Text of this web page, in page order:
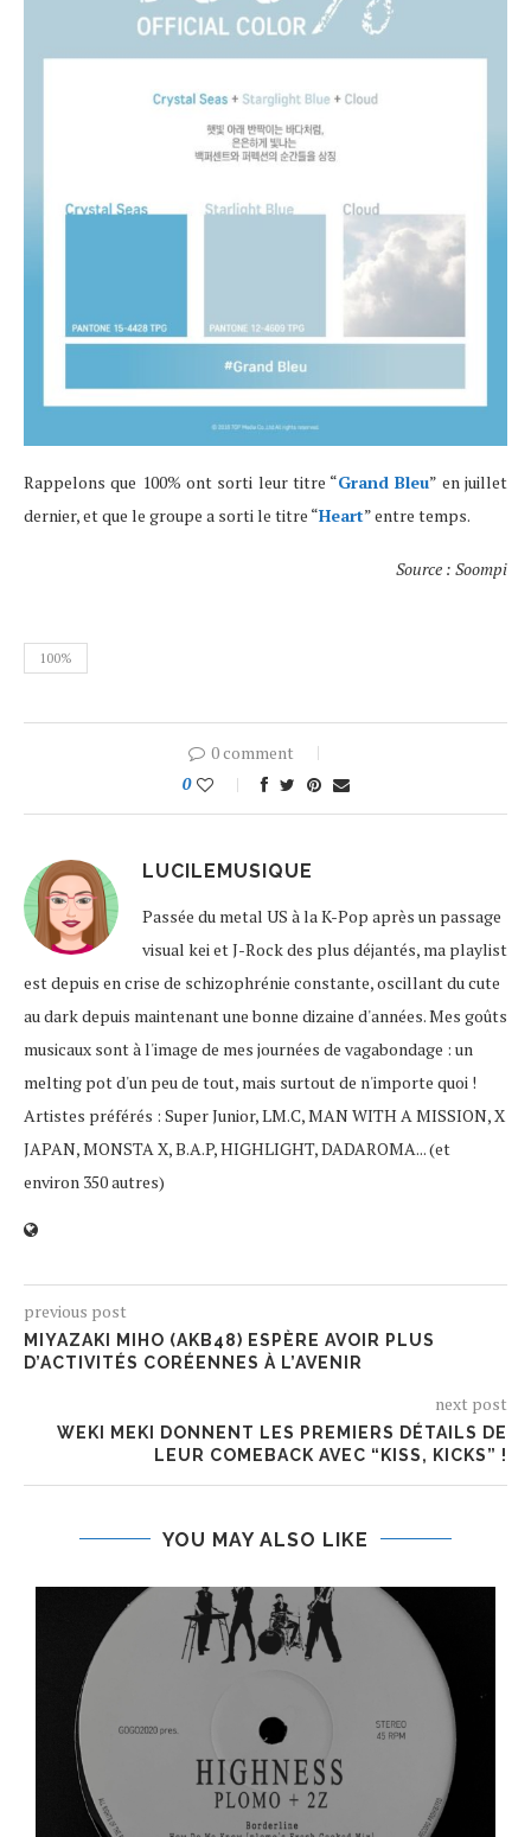
Rappelons que 100% ont sorti leur titre “Grand Bleu” en juillet
dernier, et que le groupe a sorti le titre “Heart” entre temps.
Source : Soompi
100%
0 comment
0
LUCILEMUSIQUE
Passée du metal US à la K-Pop après un passage
visual kei et J-Rock des plus déjantés, ma playlist
est depuis en crise de schizophrénie constante, oscillant du cute
au dark depuis maintenant une bonne dizaine d'années. Mes goûts
musicaux sont à l'image de mes journées de vagabondage : un
melting pot d'un peu de tout, mais surtout de n'importe quoi !
Artistes préférés : Super Junior, LM.C, MAN WITH A MISSION, X
JAPAN, MONSTA X, B.A.P, HIGHLIGHT, DADAROMA... (et
environ 350 autres)
previous post
MIYAZAKI MIHO (AKB48) ESPÈRE AVOIR PLUS
D’ACTIVITÉS CORÉENNES À L’AVENIR
next post
WEKI MEKI DONNENT LES PREMIERS DÉTAILS DE
LEUR COMEBACK AVEC “KISS, KICKS” !
YOU MAY ALSO LIKE